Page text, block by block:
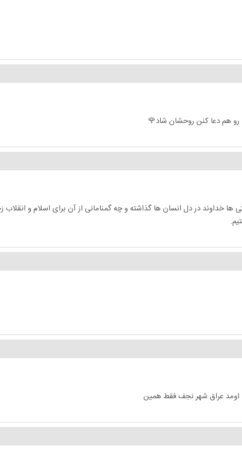
خداوند در دل انسان ها گذاشته و چه گمنامانی از آن برای اسلام و